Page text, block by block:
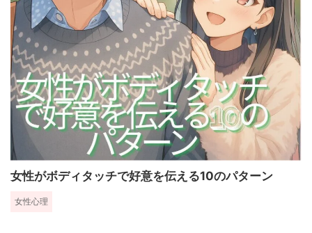
女性がボディタッチで好意を伝える10のパターン
女性心理